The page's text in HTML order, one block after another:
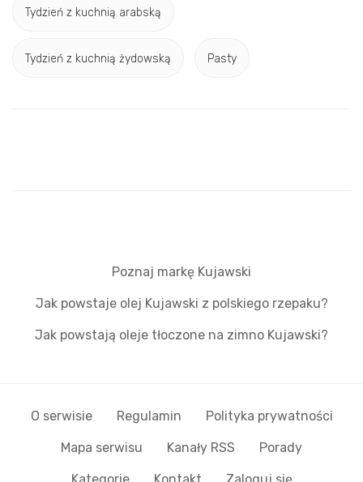
Tydzień z kuchnią arabską
Tydzień z kuchnią żydowską Pasty
Poznaj markę Kujawski
Jak powstaje olej Kujawski z polskiego rzepaku?
Jak powstają oleje tłoczone na zimno Kujawski?
O serwisie Regulamin Polityka prywatności
Mapa serwisu Kanały RSS Porady